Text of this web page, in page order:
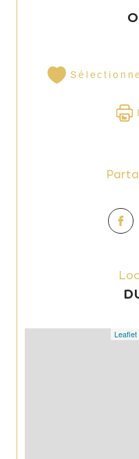
Leaflet